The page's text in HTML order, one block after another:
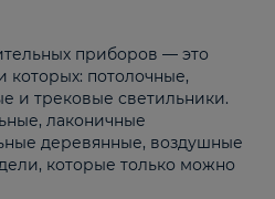
приборов — это
которых: потолочные,
и трековые светильники.
лаконичные
деревянные, воздушные
которые только можно